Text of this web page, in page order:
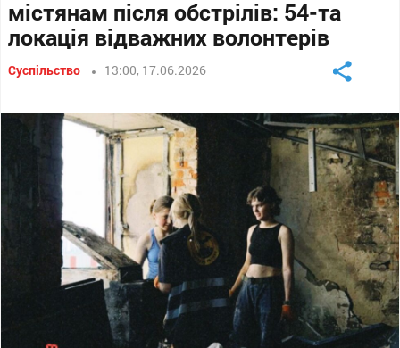
містянам після обстрілів: 54-та
локація відважних волонтерів
Суспільство 13:00, 17.06.2026